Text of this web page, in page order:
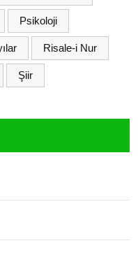
Psikoloji
Risale-i Nur
Şiir